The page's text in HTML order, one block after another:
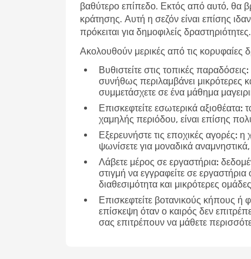
βαθύτερο επίπεδο. Εκτός από αυτό, θα
κράτησης. Αυτή η σεζόν είναι επίσης
πρόκειται για δημοφιλείς δραστηριότητες.
Ακολουθούν μερικές από τις κορυφαίες
Βυθιστείτε στις τοπικές παραδόσεις:
συνήθως περιλαμβάνει μικρότερες
συμμετάσχετε σε ένα μάθημα
Επισκεφτείτε εσωτερικά αξιοθέατα:
χαμηλής περιόδου, είναι επίσης
Εξερευνήστε τις εποχικές αγορές: η
ψωνίσετε για μοναδικά
Λάβετε μέρος σε εργαστήρια:
στιγμή να εγγραφείτε σε
διαθεσιμότητα και μικρότερες
Επισκεφτείτε βοτανικούς κήπους ή
επίσκεψη όταν ο καιρός δεν
σας επιτρέπουν να μάθετε